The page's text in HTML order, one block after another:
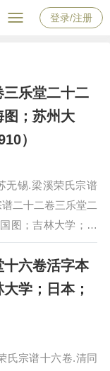
登录/注册
乐堂二十二
图；苏州大
）
无锡.梁溪荣氏宗谱
二十二卷三乐堂二
图；吉林大学；上
1910）…
六卷活字本
学；日本；
氏宗谱十六卷.清同